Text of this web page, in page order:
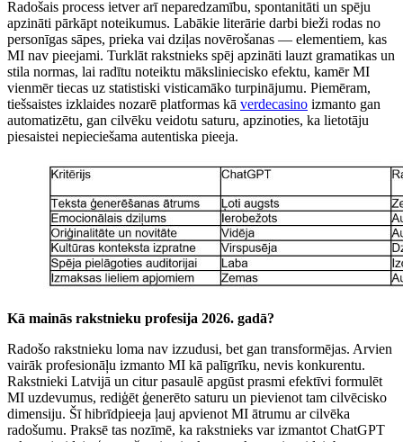
Radošais process ietver arī neparedzamību, spontanitāti un spēju
apzināti pārkāpt noteikumus. Labākie literārie darbi bieži rodas no
personīgas sāpes, prieka vai dziļas novērošanas — elementiem, kas
MI nav pieejami. Turklāt rakstnieks spēj apzināti lauzt gramatikas un
stila normas, lai radītu noteiktu māksliniecisko efektu, kamēr MI
vienmēr tiecas uz statistiski visticamāko turpinājumu. Piemēram,
tiešsaistes izklaides nozarē platformas kā verdecasino izmanto gan
automatizētu, gan cilvēku veidotu saturu, apzinoties, ka lietotāju
piesaistei nepieciešama autentiska pieeja.
Kā mainās rakstnieku profesija 2026. gadā?
Radošo rakstnieku loma nav izzudusi, bet gan transformējas. Arvien
vairāk profesionāļu izmanto MI kā palīgrīku, nevis konkurentu.
Rakstnieki Latvijā un citur pasaulē apgūst prasmi efektīvi formulēt
MI uzdevumus, rediģēt ģenerēto saturu un pievienot tam cilvēcisko
dimensiju. Šī hibrīdpieeja ļauj apvienot MI ātrumu ar cilvēka
radošumu. Praksē tas nozīmē, ka rakstnieks var izmantot ChatGPT